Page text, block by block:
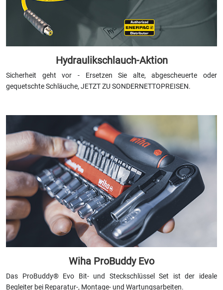
Hydraulikschlauch-Aktion
Sicherheit geht vor - Ersetzen Sie alte, abgescheuerte oder
gequetschte Schläuche, JETZT ZU SONDERNETTOPREISEN.
Wiha ProBuddy Evo
Das ProBuddy® Evo Bit- und Steckschlüssel Set ist der ideale
Begleiter bei Reparatur-, Montage- und Wartungsarbeiten.